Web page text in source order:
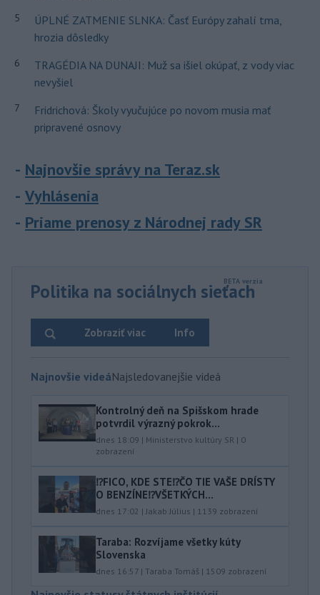
5
ÚPLNÉ ZATMENIE SLNKA: Časť Európy zahalí tma,
hrozia dôsledky
6
TRAGÉDIA NA DUNAJI: Muž sa išiel okúpať, z vody viac
nevyšiel
7
Fridrichová: Školy vyučujúce po novom musia mať
pripravené osnovy
Najnovšie správy na Teraz.sk
Vyhlásenia
Priame prenosy z Národnej rady SR
Politika na sociálnych sieťach
Info
Zobraziť viac
Najnovšie videáNajsledovanejšie videá
Kontrolný deň na Spišskom hrade
potvrdil výrazný pokrok...
dnes 18:09 | Ministerstvo kultúry SR | 0
zobrazení
⁉️FICO, KDE STE⁉️ČO TIE VAŠE DRÍSTY
O BENZÍNE⁉️VŠETKÝCH...
dnes 17:02 |Jakab Július | 1139 zobrazení
Taraba: Rozvíjame všetky kúty
Slovenska
dnes 16:57 | Taraba Tomáš | 1509 zobrazení